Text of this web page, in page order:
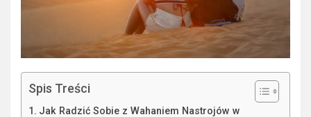
Spis Treści
Jak Radzić Sobie z Wahaniem Nastrojów w